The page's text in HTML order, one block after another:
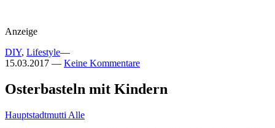
Anzeige
DIY, Lifestyle—
15.03.2017 — Keine Kommentare
Osterbasteln mit Kindern
Hauptstadtmutti Alle